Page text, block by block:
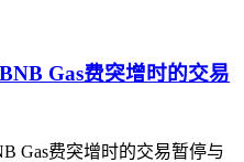
Gas费突增时的交易
Gas费突增时的交易暂停与